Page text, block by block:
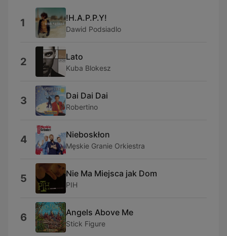
1 !H.A.P.P.Y!
Dawid Podsiadlo
2 Lato
Kuba Blokesz
3 Dai Dai Dai
Robertino
4 Nieboskłon
Męskie Granie Orkiestra
5 Nie Ma Miejsca jak Dom
PIH
6 Angels Above Me
Stick Figure